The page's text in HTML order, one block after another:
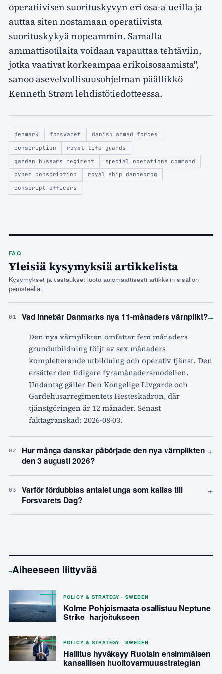
operatiivisen suorituskyvyn eri osa-alueilla ja
auttaa siten nostamaan operatiivista
suorituskykyä nopeammin. Samalla
ammattisotilaita voidaan vapauttaa tehtäviin,
jotka vaativat korkeampaa erikoisosaamista",
sanoo asevelvollisuusohjelman päällikkö
Kenneth Strøm lehdistötiedotteessa.
denmark forsvaret
danish armed forces
conscription
royal life guards
garden hussars regiment
special operations command
cyber conscription
royal ship dannebrog
conscript officers
FAQ
Yleisiä kysymyksiä artikkelista
Kysymykset ja vastaukset luotu automaattisesti artikkelin sisällön
perusteella.
01 Vad innebär Danmarks nya 11-månaders värnplikt?–
Den nya värnplikten omfattar fem månaders
grundutbildning följt av sex månaders
kompletterande utbildning och operativ tjänst. Den
ersätter den tidigare fyramånadersmodellen.
Undantag gäller Den Kongelige Livgarde och
Gardehusarregimentets Hesteskadron, där
tjänstgöringen är 12 månader. Senast
faktagranskad: 2026-08-03.
02
Hur många danskar påbörjade den nya värnplikten
den 3 augusti 2026?
+
03
Varför fördubblas antalet unga som kallas till
Forsvarets Dag?
+
→Aiheeseen liittyvää
POLICY & STRATEGY · SWEDEN
Kolme Pohjoismaata osallistuu Neptune
Strike -harjoitukseen
POLICY & STRATEGY · SWEDEN
Hallitus hyväksyy Ruotsin ensimmäisen
kansallisen huoltovarmuusstrategian